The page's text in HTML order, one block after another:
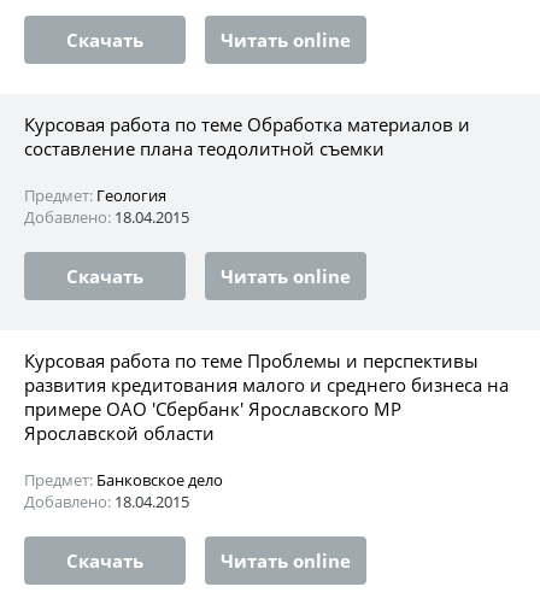
Скачать Читать online
Курсовая работа по теме Обработка материалов и
составление плана теодолитной съемки
Предмет: Геология
Добавлено: 18.04.2015
Скачать Читать online
Курсовая работа по теме Проблемы и перспективы
развития кредитования малого и среднего бизнеса на
примере ОАО 'Сбербанк' Ярославского МР
Ярославской области
Предмет: Банковское дело
Добавлено: 18.04.2015
Скачать Читать online